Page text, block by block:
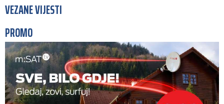
VEZANE VIJESTI
PROMO